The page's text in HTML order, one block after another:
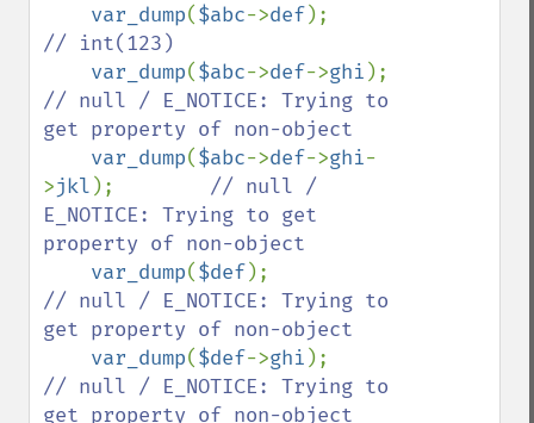
var_dump($abc->def
// int(123)
var_dump($abc->def->ghi
// null / E_NOTICE: Trying to
get property of non-object
var_dump($abc->def->ghi-
>jkl ); // null /
E_NOTICE: Trying to get
property of non-object
var_dump($def
// null / E_NOTICE: Trying to
get property of non-object
var_dump($def->ghi
// null / E_NOTICE: Trying to
get property of non-object